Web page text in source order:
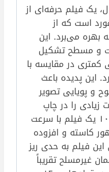
۱۰۰ پروفشنال، یک فیلم حرفه‌ای از
است که از
بهره می‌برد. این
و مسطح تشکیل
در مقایسه با
این پدیده باعث
و پویایی تصویر
را در چاپ
نهایی تداعی کند. دلتا ۱۰۰ یک فیلم با سرعت
کاسته و افزوده
فیلم به حدی ریز
غیر‌مسلح تقریباً